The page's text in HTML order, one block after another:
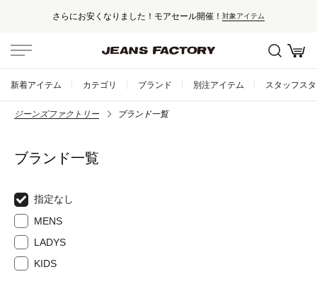
さらにお安くなりました！モアセール開催！ 対象アイテム
新着アイテム カテゴリ ブランド 別注アイテム スタッフス
ジーンズファクトリー ブランド一覧
ブランド一覧
指定なし
MENS
LADYS
KIDS